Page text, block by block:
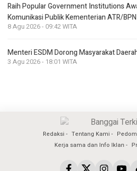
Raih Popular Government Institutions
Komunikasi Publik Kementerian ATR/
8 Agu 2026 - 09:42 WITA
Menteri ESDM Dorong Masyarakat
3 Agu 2026 - 18:01 WITA
Redaksi Tentang Kami
Kerja sama dan Info Iklan